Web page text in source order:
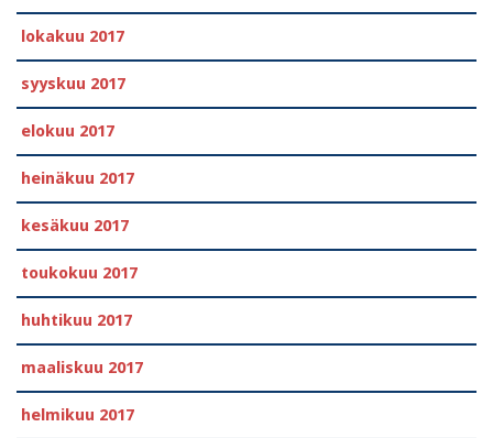
lokakuu 2017
syyskuu 2017
elokuu 2017
heinäkuu 2017
kesäkuu 2017
toukokuu 2017
huhtikuu 2017
maaliskuu 2017
helmikuu 2017